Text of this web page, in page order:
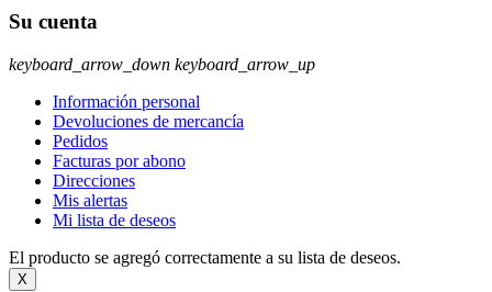
Su cuenta
keyboard_arrow_down keyboard_arrow_up
Información personal
Devoluciones de mercancía
Pedidos
Facturas por abono
Direcciones
Mis alertas
Mi lista de deseos
El producto se agregó correctamente a su lista de deseos.
X